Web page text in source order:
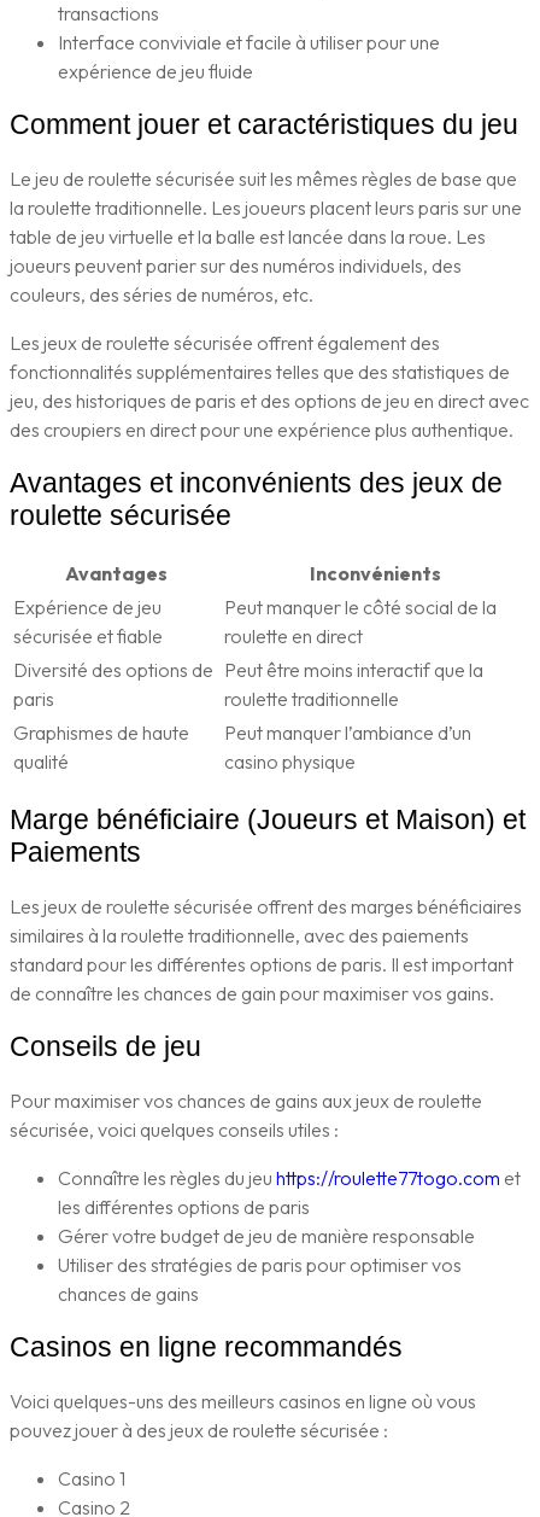
transactions
Interface conviviale et facile à utiliser pour une
expérience de jeu fluide
Comment jouer et caractéristiques du jeu
Le jeu de roulette sécurisée suit les mêmes règles de base que
la roulette traditionnelle. Les joueurs placent leurs paris sur une
table de jeu virtuelle et la balle est lancée dans la roue. Les
joueurs peuvent parier sur des numéros individuels, des
couleurs, des séries de numéros, etc.
Les jeux de roulette sécurisée offrent également des
fonctionnalités supplémentaires telles que des statistiques de
jeu, des historiques de paris et des options de jeu en direct avec
des croupiers en direct pour une expérience plus authentique.
Avantages et inconvénients des jeux de
roulette sécurisée
Avantages
Inconvénients
Expérience de jeu
sécurisée et fiable
Peut manquer le côté social de la
roulette en direct
Diversité des options de
paris
Peut être moins interactif que la
roulette traditionnelle
Graphismes de haute
qualité
Peut manquer l’ambiance d’un
casino physique
Marge bénéficiaire (Joueurs et Maison) et
Paiements
Les jeux de roulette sécurisée offrent des marges bénéficiaires
similaires à la roulette traditionnelle, avec des paiements
standard pour les différentes options de paris. Il est important
de connaître les chances de gain pour maximiser vos gains.
Conseils de jeu
Pour maximiser vos chances de gains aux jeux de roulette
sécurisée, voici quelques conseils utiles :
Connaître les règles du jeu https://roulette77togo.com et
les différentes options de paris
Gérer votre budget de jeu de manière responsable
Utiliser des stratégies de paris pour optimiser vos
chances de gains
Casinos en ligne recommandés
Voici quelques-uns des meilleurs casinos en ligne où vous
pouvez jouer à des jeux de roulette sécurisée :
Casino 1
Casino 2